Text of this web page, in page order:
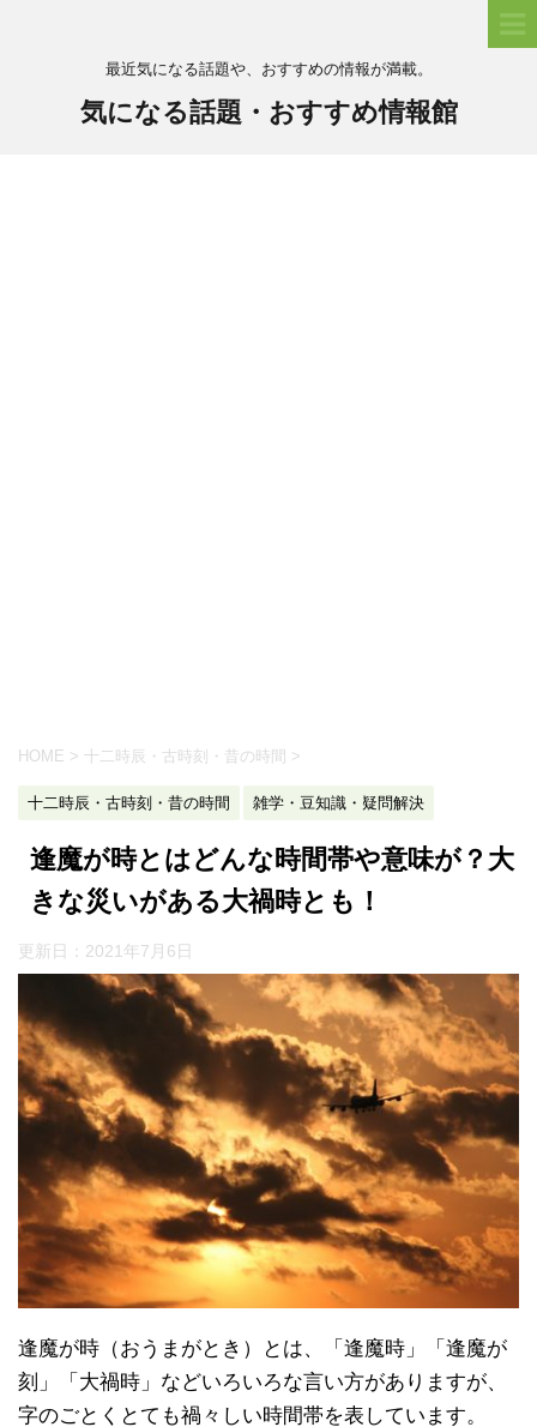
最近気になる話題や、おすすめの情報が満載。
気になる話題・おすすめ情報館
HOME > 十二時辰・古時刻・昔の時間 >
十二時辰・古時刻・昔の時間 雑学・豆知識・疑問解決
逢魔が時とはどんな時間帯や意味が？大
きな災いがある大禍時とも！
更新日： 2021年7月6日
逢魔が時（おうまがとき）とは、「逢魔時」「逢魔が
刻」「大禍時」などいろいろな言い方がありますが、
字のごとくとても禍々しい時間帯を表しています。